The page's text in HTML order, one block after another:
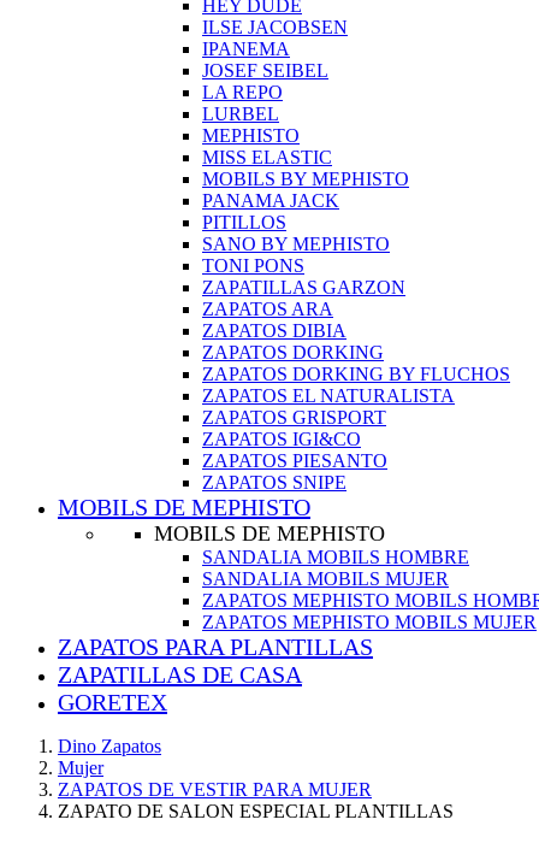
HEY DUDE
ILSE JACOBSEN
IPANEMA
JOSEF SEIBEL
LA REPO
LURBEL
MEPHISTO
MISS ELASTIC
MOBILS BY MEPHISTO
PANAMA JACK
PITILLOS
SANO BY MEPHISTO
TONI PONS
ZAPATILLAS GARZON
ZAPATOS ARA
ZAPATOS DIBIA
ZAPATOS DORKING
ZAPATOS DORKING BY FLUCHOS
ZAPATOS EL NATURALISTA
ZAPATOS GRISPORT
ZAPATOS IGI&CO
ZAPATOS PIESANTO
ZAPATOS SNIPE
MOBILS DE MEPHISTO
MOBILS DE MEPHISTO
SANDALIA MOBILS HOMBRE
SANDALIA MOBILS MUJER
ZAPATOS MEPHISTO MOBILS
ZAPATOS MEPHISTO MOBILS MUJER
ZAPATOS PARA PLANTILLAS
ZAPATILLAS DE CASA
GORETEX
Dino Zapatos
Mujer
ZAPATOS DE VESTIR PARA MUJER
ZAPATO DE SALON ESPECIAL PLANTILLAS